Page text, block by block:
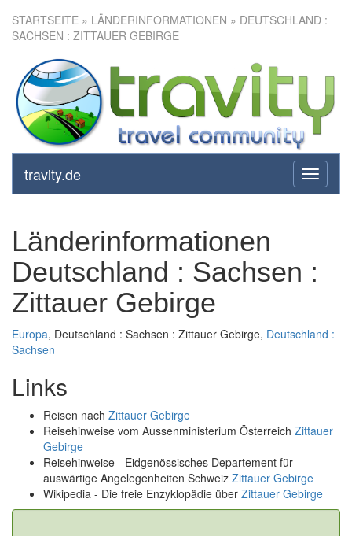
STARTSEITE » LÄNDERINFORMATIONEN » DEUTSCHLAND :
SACHSEN : ZITTAUER GEBIRGE
toggle
travity.de
Länderinformationen
Deutschland : Sachsen :
Zittauer Gebirge
Europa, Deutschland : Sachsen : Zittauer Gebirge, Deutschland :
Sachsen
Links
Reisen nach Zittauer Gebirge
Reisehinweise vom Aussenministerium Österreich Zittauer
Gebirge
Reisehinweise - Eidgenössisches Departement für
auswärtige Angelegenheiten Schweiz Zittauer Gebirge
Wikipedia - Die freie Enzyklopädie über Zittauer Gebirge